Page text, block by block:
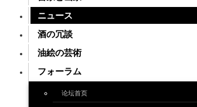
ニュース
酒の冗談
油絵の芸術
フォーラム
论坛首页